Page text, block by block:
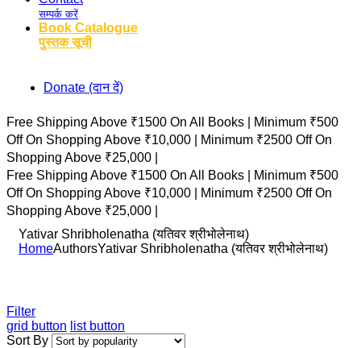
सम्पर्क करें
Book Catalogue
पुस्तक सूची
Donate (दान दें)
Free Shipping Above ₹1500 On All Books |
Minimum ₹500
Off On Shopping Above ₹10,000 |
Minimum ₹2500 Off On
Shopping Above ₹25,000 |
Free Shipping Above ₹1500 On All Books |
Minimum ₹500
Off On Shopping Above ₹10,000 |
Minimum ₹2500 Off On
Shopping Above ₹25,000 |
Yativar Shribholenatha (यतिवर श्रीभोलेनाथ)
HomeAuthorsYativar Shribholenatha (यतिवर श्रीभोलेनाथ)
Filter
grid button list button
Sort By